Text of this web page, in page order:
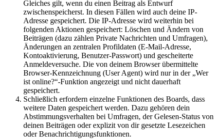
Gleiches gilt, wenn du einen Beitrag als Entwurf
zwischenspeicherst. In diesen Fällen wird auch deine IP-
Adresse gespeichert. Die IP-Adresse wird weiterhin bei
folgenden Aktionen gespeichert: Löschen und Ändern von
Beiträgen (dazu zählen Private Nachrichten und Umfragen),
Änderungen an zentralen Profildaten (E-Mail-Adresse,
Kontoaktivierung, Benutzer-Passwort) und gescheiterte
Anmeldeversuche. Die von deinem Browser übermittelte
Browser-Kennzeichnung (User Agent) wird nur in der „Wer
ist online?“-Funktion angezeigt und nicht dauerhaft
gespeichert.
Schließlich erfordern einzelne Funktionen des Boards, dass
weitere Daten gespeichert werden. Dazu gehören dein
Abstimmungsverhalten bei Umfragen, der Gelesen-Status von
deinen Beiträgen oder explizit von dir gesetzte Lesezeichen
oder Benachrichtigungsfunktionen.